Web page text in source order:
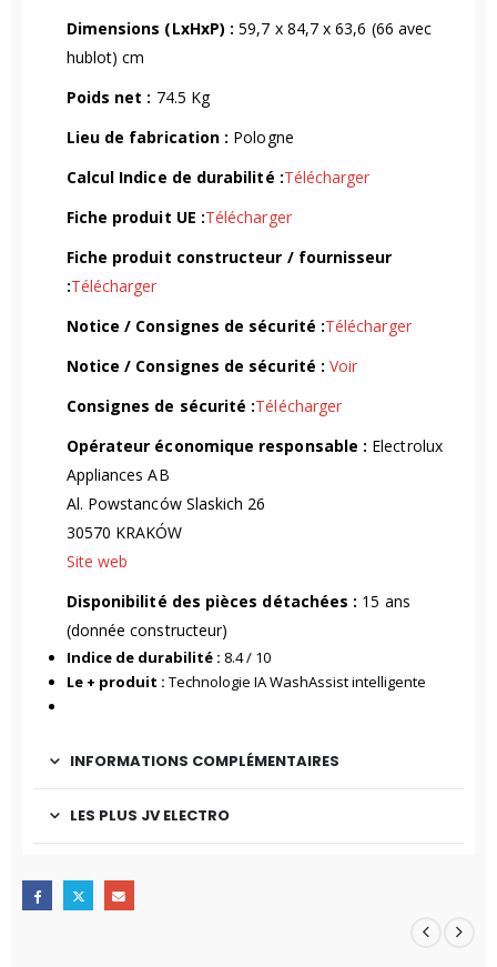
Dimensions (LxHxP) : 59,7 x 84,7 x 63,6 (66 avec
hublot) cm
Poids net : 74.5 Kg
Lieu de fabrication : Pologne
Calcul Indice de durabilité :Télécharger
Fiche produit UE :Télécharger
Fiche produit constructeur / fournisseur
:Télécharger
Notice / Consignes de sécurité :Télécharger
Notice / Consignes de sécurité :Voir
Consignes de sécurité :Télécharger
Opérateur économique responsable : Electrolux
Appliances AB
Al. Powstanców Slaskich 26
30570 KRAKÓW
Site web
Disponibilité des pièces détachées : 15 ans
(donnée constructeur)
Indice de durabilité : 8.4 / 10
Le + produit : Technologie IA WashAssist intelligente
INFORMATIONS COMPLÉMENTAIRES
LES PLUS JV ELECTRO